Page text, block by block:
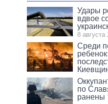
Удары
вдвое
8 августа
Среди
по
ранены